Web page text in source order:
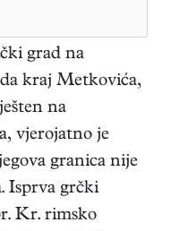
grad na
kraj Metkovića,
na
vjerojatno je
granica nije
Isprva grčki
Kr. rimsko